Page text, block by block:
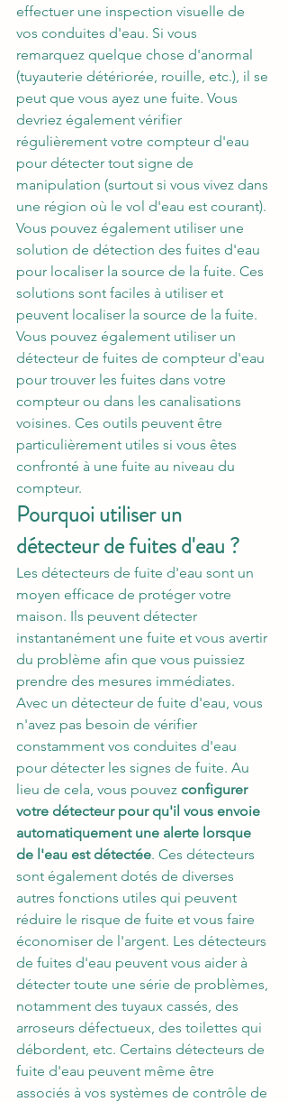
effectuer une inspection visuelle de
vos conduites d'eau. Si vous
remarquez quelque chose d'anormal
(tuyauterie détériorée, rouille, etc.), il se
peut que vous ayez une fuite. Vous
devriez également vérifier
régulièrement votre compteur d'eau
pour détecter tout signe de
manipulation (surtout si vous vivez dans
une région où le vol d'eau est courant).
Vous pouvez également utiliser une
solution de détection des fuites d'eau
pour localiser la source de la fuite. Ces
solutions sont faciles à utiliser et
peuvent localiser la source de la fuite.
Vous pouvez également utiliser un
détecteur de fuites de compteur d'eau
pour trouver les fuites dans votre
compteur ou dans les canalisations
voisines. Ces outils peuvent être
particulièrement utiles si vous êtes
confronté à une fuite au niveau du
compteur.
Pourquoi utiliser un
détecteur de fuites d'eau ?
Les détecteurs de fuite d'eau sont un
moyen efficace de protéger votre
maison. Ils peuvent détecter
instantanément une fuite et vous avertir
du problème afin que vous puissiez
prendre des mesures immédiates.
Avec un détecteur de fuite d'eau, vous
n'avez pas besoin de vérifier
constamment vos conduites d'eau
pour détecter les signes de fuite. Au
lieu de cela, vous pouvez configurer
votre détecteur pour qu'il vous envoie
automatiquement une alerte lorsque
de l'eau est détectée. Ces détecteurs
sont également dotés de diverses
autres fonctions utiles qui peuvent
réduire le risque de fuite et vous faire
économiser de l'argent. Les détecteurs
de fuites d'eau peuvent vous aider à
détecter toute une série de problèmes,
notamment des tuyaux cassés, des
arroseurs défectueux, des toilettes qui
débordent, etc. Certains détecteurs de
fuite d'eau peuvent même être
associés à vos systèmes de contrôle de